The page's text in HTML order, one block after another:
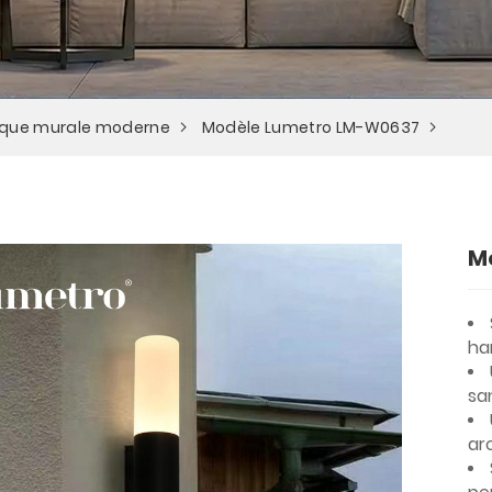
murale moderne Modèle Lumetro LM-W0637